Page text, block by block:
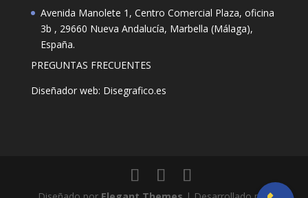
Avenida Manolete 1, Centro Comercial Plaza, oficina
3b , 29660 Nueva Andalucía, Marbella (Málaga),
España.
PREGUNTAS FRECUENTES
Diseñador web: Disegrafico.es